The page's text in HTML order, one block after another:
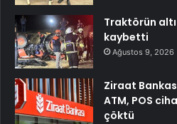
Traktörün
kaybetti
Ağustos 9, 2026
Ziraat
ATM, POS
çöktü